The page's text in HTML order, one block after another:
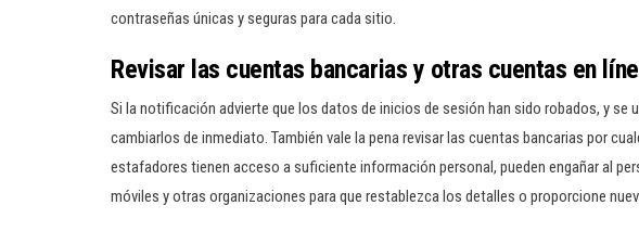
contraseñas únicas y seguras para cada sitio.
Revisar las cuentas bancarias y otras cuentas en
Si la notificación advierte que los datos de inicios de sesión han sido robados, y se
cambiarlos de inmediato. También vale la pena revisar las cuentas bancarias por
estafadores tienen acceso a suficiente información personal, pueden engañar al
móviles y otras organizaciones para que restablezca los detalles o proporcione